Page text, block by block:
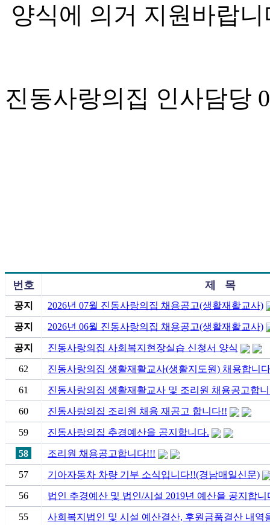
양식에 의거 지원바랍
진동사랑의집 인사담당
번호 제 목
공지 2026년 07월 진동사랑의집 채용공고(생활재활교사)
공지 2026년 06월 진동사랑의집 채용공고(생활재활교사)
공지 진동사랑의집 사회복지현장실습 신청서 양식
62 진동사랑의집 생활재활교사(생활지도원) 채용합니
61 진동사랑의집 생활재활교사 및 조리원 채용공고합
60 진동사랑의집 조리원 채용 재공고 합니다!!
59 진동사랑의집 추경예산을 공지합니다.
58 조리원 채용공고합니다!!!
57 기아자동차 차량 기부 소식입니다!!(경남매일신문)
56 법인 추경예산 및 법인/시설 2019년 예산을 공지합니
55 사회복지법인 및 시설 예산결산, 후원금품결산 내역